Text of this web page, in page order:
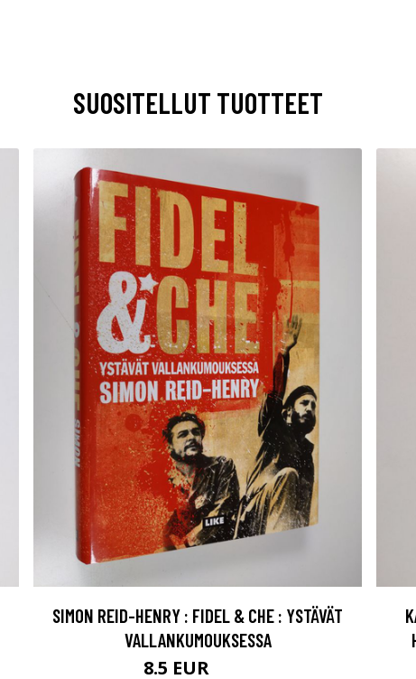
SUOSITELLUT TUOTTEET
SIMON REID-HENRY : FIDEL & CHE : YSTÄVÄT
VALLANKUMOUKSESSA
8.5 EUR